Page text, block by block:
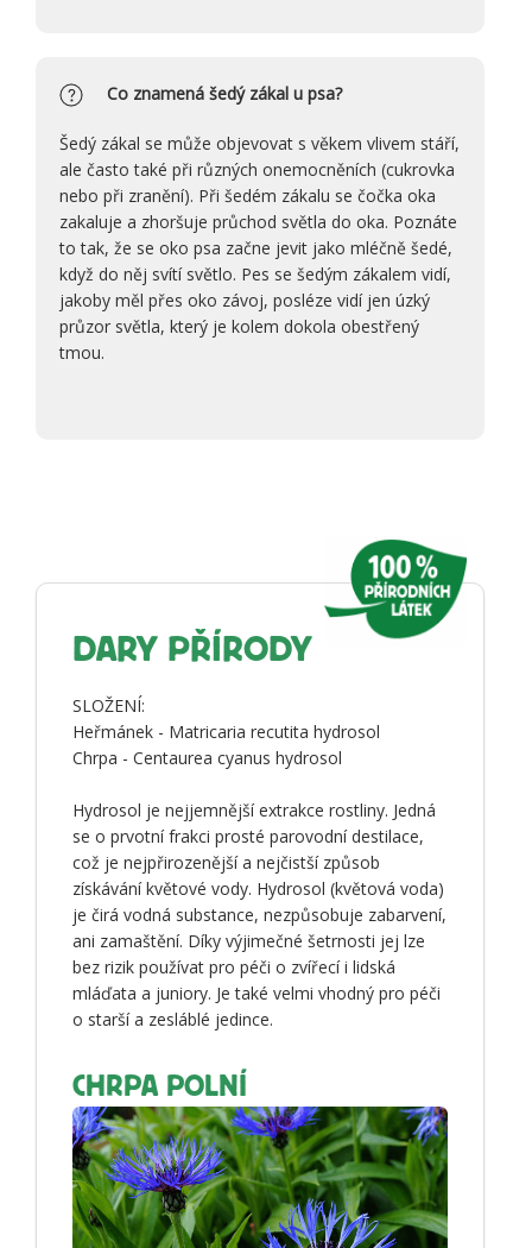
Co znamená šedý zákal u psa?
Šedý zákal se může objevovat s věkem vlivem stáří,
ale často také při různých onemocněních (cukrovka
nebo při zranění). Při šedém zákalu se čočka oka
zakaluje a zhoršuje průchod světla do oka. Poznáte
to tak, že se oko psa začne jevit jako mléčně šedé,
když do něj svítí světlo. Pes se šedým zákalem vidí,
jakoby měl přes oko závoj, posléze vidí jen úzký
průzor světla, který je kolem dokola obestřený
tmou.
DARY PŘÍRODY
SLOŽENÍ:
Heřmánek - Matricaria recutita hydrosol
Chrpa - Centaurea cyanus hydrosol
Hydrosol je nejjemnější extrakce rostliny. Jedná
se o prvotní frakci prosté parovodní destilace,
což je nejpřirozenější a nejčistší způsob
získávání květové vody. Hydrosol (květová voda)
je čirá vodná substance, nezpůsobuje zabarvení,
ani zamaštění. Díky výjimečné šetrnosti jej lze
bez rizik používat pro péči o zvířecí i lidská
mláďata a juniory. Je také velmi vhodný pro péči
o starší a zesláblé jedince.
CHRPA POLNÍ